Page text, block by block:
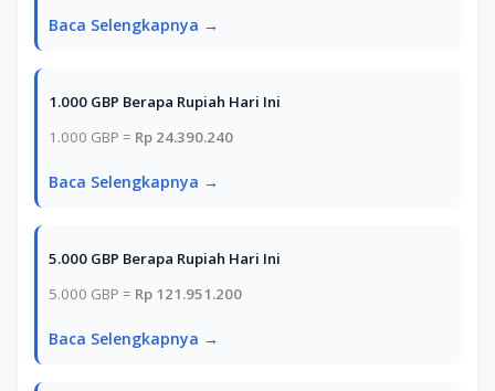
Baca Selengkapnya →
1.000 GBP Berapa Rupiah Hari Ini
1.000 GBP = Rp 24.390.240
Baca Selengkapnya →
5.000 GBP Berapa Rupiah Hari Ini
5.000 GBP = Rp 121.951.200
Baca Selengkapnya →